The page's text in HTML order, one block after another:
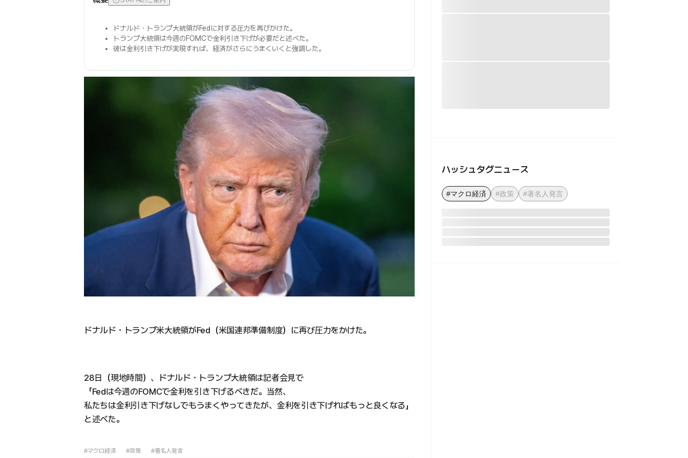
ドナルド・トランプ大統領がFedに対する圧力を再びかけた。
トランプ大統領は今週のFOMCで金利引き下げが必要だと述べた。
彼は金利引き下げが実現すれば、経済がさらにうまくいくと強調した。
ドナルド・トランプ米大統領がFed（米国連邦準備制度）に再び圧力をかけた。
28日（現地時間）、ドナルド・トランプ大統領は記者会見で
「Fedは今週のFOMCで金利を引き下げるべきだ。当然、
私たちは金利引き下げなしでもうまくやってきたが、金利を引き下げればもっと良くなる」
と述べた。
#マクロ経済 #政策 #著名人発言
ハッシュタグニュース
#マクロ経済 #政策 #著名人発言